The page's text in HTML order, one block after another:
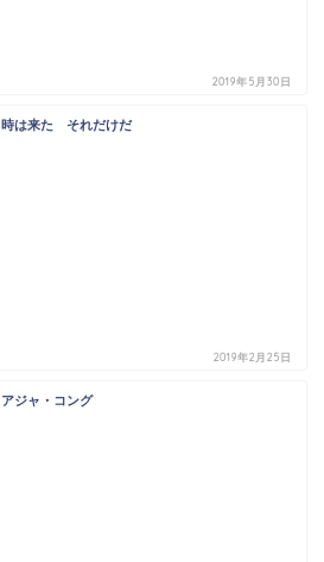
2019年5月30日
時は来た それだけだ
2019年2月25日
アジャ・コング